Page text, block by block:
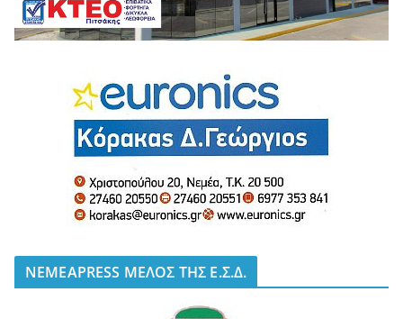
NEMEAPRESS ΜΕΛΟΣ ΤΗΣ Ε.Σ.Δ.